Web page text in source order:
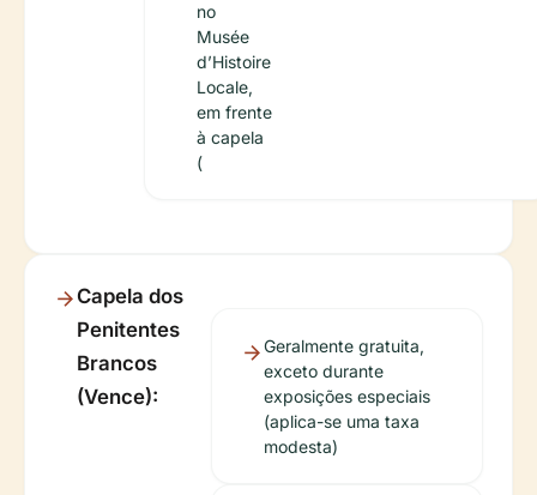
no
Musée
d’Histoire
Locale,
em frente
à capela
(
Capela dos
Penitentes
Brancos
(Vence):
Geralmente gratuita,
exceto durante
exposições especiais
(aplica-se uma taxa
modesta)